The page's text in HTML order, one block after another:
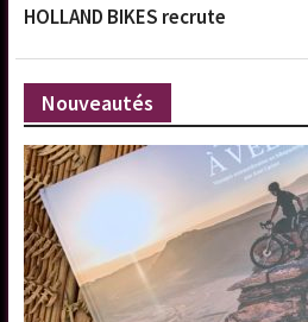
HOLLAND BIKES recrute
Nouveautés